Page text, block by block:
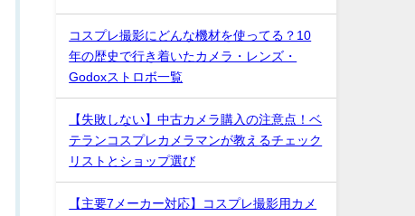
コスプレ撮影にどんな機材を使ってる？10
年の歴史で行き着いたカメラ・レンズ・
Godoxストロボ一覧
【失敗しない】中古カメラ購入の注意点！ベ
テランコスプレカメラマンが教えるチェック
リストとショップ選び
【主要7メーカー対応】コスプレ撮影用カメ